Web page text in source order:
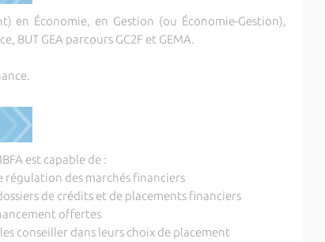
en Économie, en Gestion (ou Économie-Gestion),
BUT GEA parcours GC2F et GEMA.
est capable de :
régulation des marchés financiers
de crédits et de placements financiers
offertes
conseiller dans leurs choix de placement